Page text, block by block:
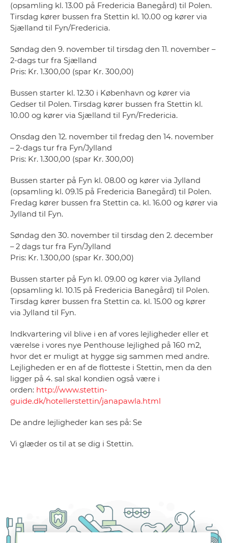
(opsamling kl. 13.00 på Fredericia Banegård) til Polen.
Tirsdag kører bussen fra Stettin kl. 10.00 og kører via
Sjælland til Fyn/Fredericia.
Søndag den 9. november til tirsdag den 11. november –
2-dags tur fra Sjælland
Pris: Kr. 1.300,00 (spar Kr. 300,00)
Bussen starter kl. 12.30 i København og kører via
Gedser til Polen. Tirsdag kører bussen fra Stettin kl.
10.00 og kører via Sjælland til Fyn/Fredericia.
Onsdag den 12. november til fredag den 14. november
– 2-dags tur fra Fyn/Jylland
Pris: Kr. 1.300,00 (spar Kr. 300,00)
Bussen starter på Fyn kl. 08.00 og kører via Jylland
(opsamling kl. 09.15 på Fredericia Banegård) til Polen.
Fredag kører bussen fra Stettin ca. kl. 16.00 og kører via
Jylland til Fyn.
Søndag den 30. november til tirsdag den 2. december
– 2 dags tur fra Fyn/Jylland
Pris: Kr. 1.300,00 (spar Kr. 300,00)
Bussen starter på Fyn kl. 09.00 og kører via Jylland
(opsamling kl. 10.15 på Fredericia Banegård) til Polen.
Tirsdag kører bussen fra Stettin ca. kl. 15.00 og kører
via Jylland til Fyn.
Indkvartering vil blive i en af vores lejligheder eller et
værelse i vores nye Penthouse lejlighed på 160 m2,
hvor det er muligt at hygge sig sammen med andre.
Lejligheden er en af de flotteste i Stettin, men da den
ligger på 4. sal skal kondien også være i
orden: http://www.stettin-
guide.dk/hotellerstettin/janapawla.html
De andre lejligheder kan ses på: Se
Vi glæder os til at se dig i Stettin.